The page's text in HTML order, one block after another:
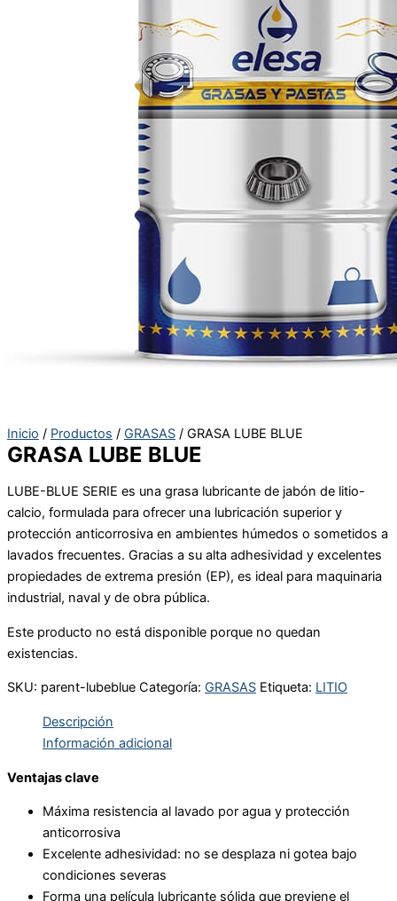
Inicio / Productos / GRASAS / GRASA LUBE BLUE
GRASA LUBE BLUE
LUBE-BLUE SERIE es una grasa lubricante de jabón de litio-
calcio, formulada para ofrecer una lubricación superior y
protección anticorrosiva en ambientes húmedos o sometidos a
lavados frecuentes. Gracias a su alta adhesividad y excelentes
propiedades de extrema presión (EP), es ideal para maquinaria
industrial, naval y de obra pública.
Este producto no está disponible porque no quedan
existencias.
SKU: parent-lubeblue Categoría: GRASAS Etiqueta: LITIO
Descripción
Información adicional
Ventajas clave
Máxima resistencia al lavado por agua y protección
anticorrosiva
Excelente adhesividad: no se desplaza ni gotea bajo
condiciones severas
Forma una película lubricante sólida que previene el